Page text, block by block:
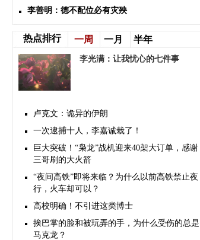
李善明：德不配位必有灾殃
热点排行 一周 一月 半年
李光满：让我忧心的七件事
卢克文：诡异的伊朗
一次逮捕十人，李嘉诚栽了！
巨大突破！“枭龙”战机迎来40架大订单，感谢
三哥刷的大火箭
“夜间高铁”即将来临？为什么以前高铁禁止夜
行，火车却可以？
高校明确！不引进这类博士
挨巴掌的脸和被玩弄的手，为什么受伤的总是
马克龙？